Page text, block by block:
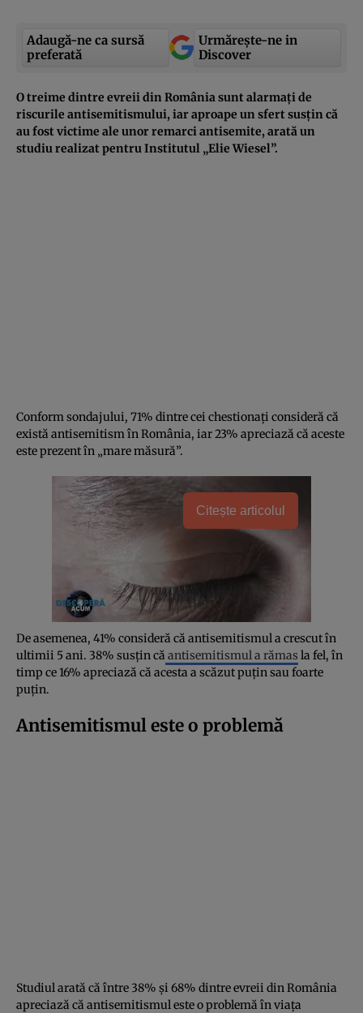
Adaugă-ne ca sursă
preferată
Urmărește-ne in
Discover
O treime dintre evreii din România sunt alarmați de
riscurile antisemitismului, iar aproape un sfert susțin că
au fost victime ale unor remarci antisemite, arată un
studiu realizat pentru Institutul „Elie Wiesel”.
Conform sondajului, 71% dintre cei chestionați consideră că
există antisemitism în România, iar 23% apreciază că aceste
este prezent în „mare măsură”.
Citește articolul
De asemenea, 41% consideră că antisemitismul a crescut în
ultimii 5 ani. 38% susțin că antisemitismul a rămas la fel, în
timp ce 16% apreciază că acesta a scăzut puțin sau foarte
puțin.
Antisemitismul este o problemă
Studiul arată că între 38% și 68% dintre evreii din România
apreciază că antisemitismul este o problemă în viața